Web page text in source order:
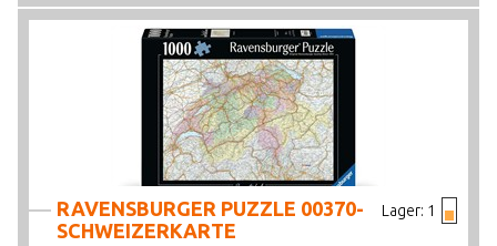
Lager: 1
RAVENSBURGER PUZZLE 00370-
SCHWEIZERKARTE